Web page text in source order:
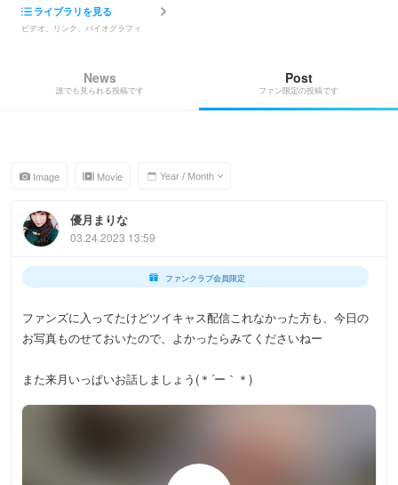
ライブラリを見る
ビデオ、リンク、バイオグラフィ
News
誰でも見られる投稿です
Post
ファン限定の投稿です
Image Movie
優月まりな
03.24.2023 13:59
ファンクラブ会員限定
ファンズに入ってたけどツイキャス配信これなかった方も、今日の
お写真ものせておいたので、よかったらみてくださいねー
また来月いっぱいお話しましょう(＊´ー｀＊)